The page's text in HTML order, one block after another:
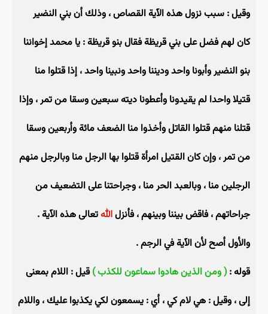
وقيل : سبب نزول هذه الآية القصاص ، وذلك أن بني النضير
كان لهم فضل على بني قريظة فقال بنو قريظة : يا محمد إخواننا
بنو النضير وأبونا واحد وديننا واحد ونبينا واحد ، إذا قتلوا منا
قتيلا واحدا لم يقيدونا وأعطونا ديته سبعين وسقا من تمر ، وإذا
قتلنا منهم قتلوا القاتل وأخذوا منا الضعف مائة وأربعين وسقا
من تمر ، وإن كان القتيل امرأة قتلوا بها الرجل منا وبالرجل منهم
الرجلين منا ، وبالعبد الحر منا ، وجراحتنا على التضعيف من
جراحاتهم ، فاقض بيننا وبينهم ، فأنزلاللهتعالى هذه الآية .
والأول أصح لأن الآية في الرجم .
قوله : ( ومن الذين هادوا سماعون للكذب )قيل : اللام بمعنى
إلى ، وقيل : هي لام كي ، أي : يسمعون لكي يكذبوا عليك ، واللام